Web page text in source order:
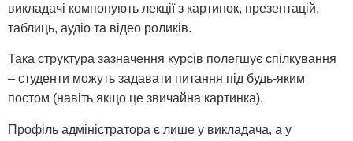
викладачі компонують лекції з картинок, презентацій,
таблиць, аудіо та відео роликів.
Така структура зазначення курсів полегшує спілкування
– студенти можуть задавати питання під будь-яким
постом (навіть якщо це звичайна картинка).
Профіль адміністратора є лише у викладача, а у